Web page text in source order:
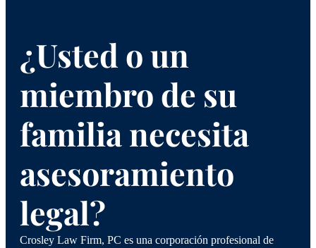
¿Usted o un
miembro de su
familia necesita
asesoramiento
legal?
Crosley Law Firm, PC es una corporación profesional de